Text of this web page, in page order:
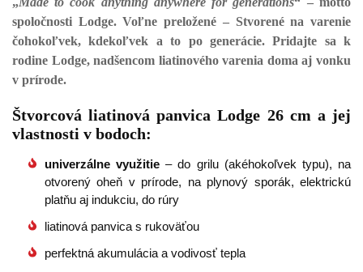
spoločnosti Lodge. Voľne preložené – Stvorené na varenie
čohokoľvek, kdekoľvek a to po generácie. Pridajte sa k
rodine Lodge, nadšencom liatinového varenia doma aj vonku
v prírode.
Štvorcová liatinová panvica Lodge 26 cm a jej
vlastnosti v bodoch:
univerzálne využitie – do grilu (akéhokoľvek typu), na
otvorený oheň v prírode, na plynový sporák, elektrickú
platňu aj indukciu, do rúry
liatinová panvica s rukoväťou
perfektná akumulácia a vodivosť tepla